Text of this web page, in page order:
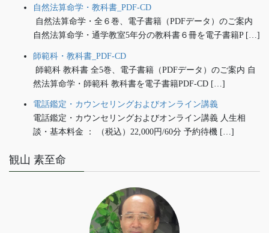
自然法算命学・教科書_PDF-CD
自然法算命学・全６巻、電子書籍（PDFデータ）のご案内
自然法算命学・通学教室5年分の教科書６冊を電子書籍P […]
師範科・教科書_PDF-CD
師範科 教科書 全5巻、電子書籍（PDFデータ）のご案内 自
然法算命学・師範科 教科書を電子書籍PDF-CD […]
電話鑑定・カウンセリングおよびオンライン講義
電話鑑定・カウンセリングおよびオンライン講義 人生相
談・基本料金 ： （税込）22,000円/60分 予約待機 […]
観山 素至命